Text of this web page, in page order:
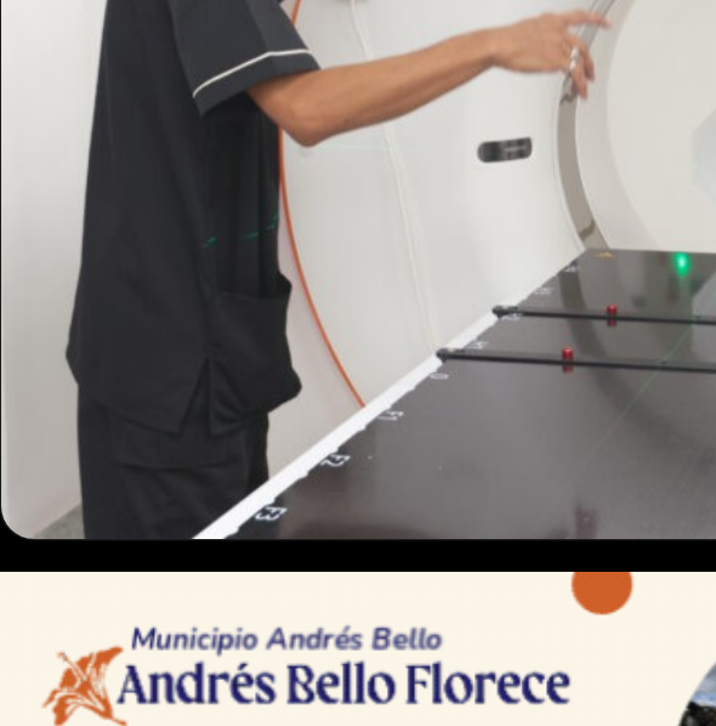
Venezuela cuenta con